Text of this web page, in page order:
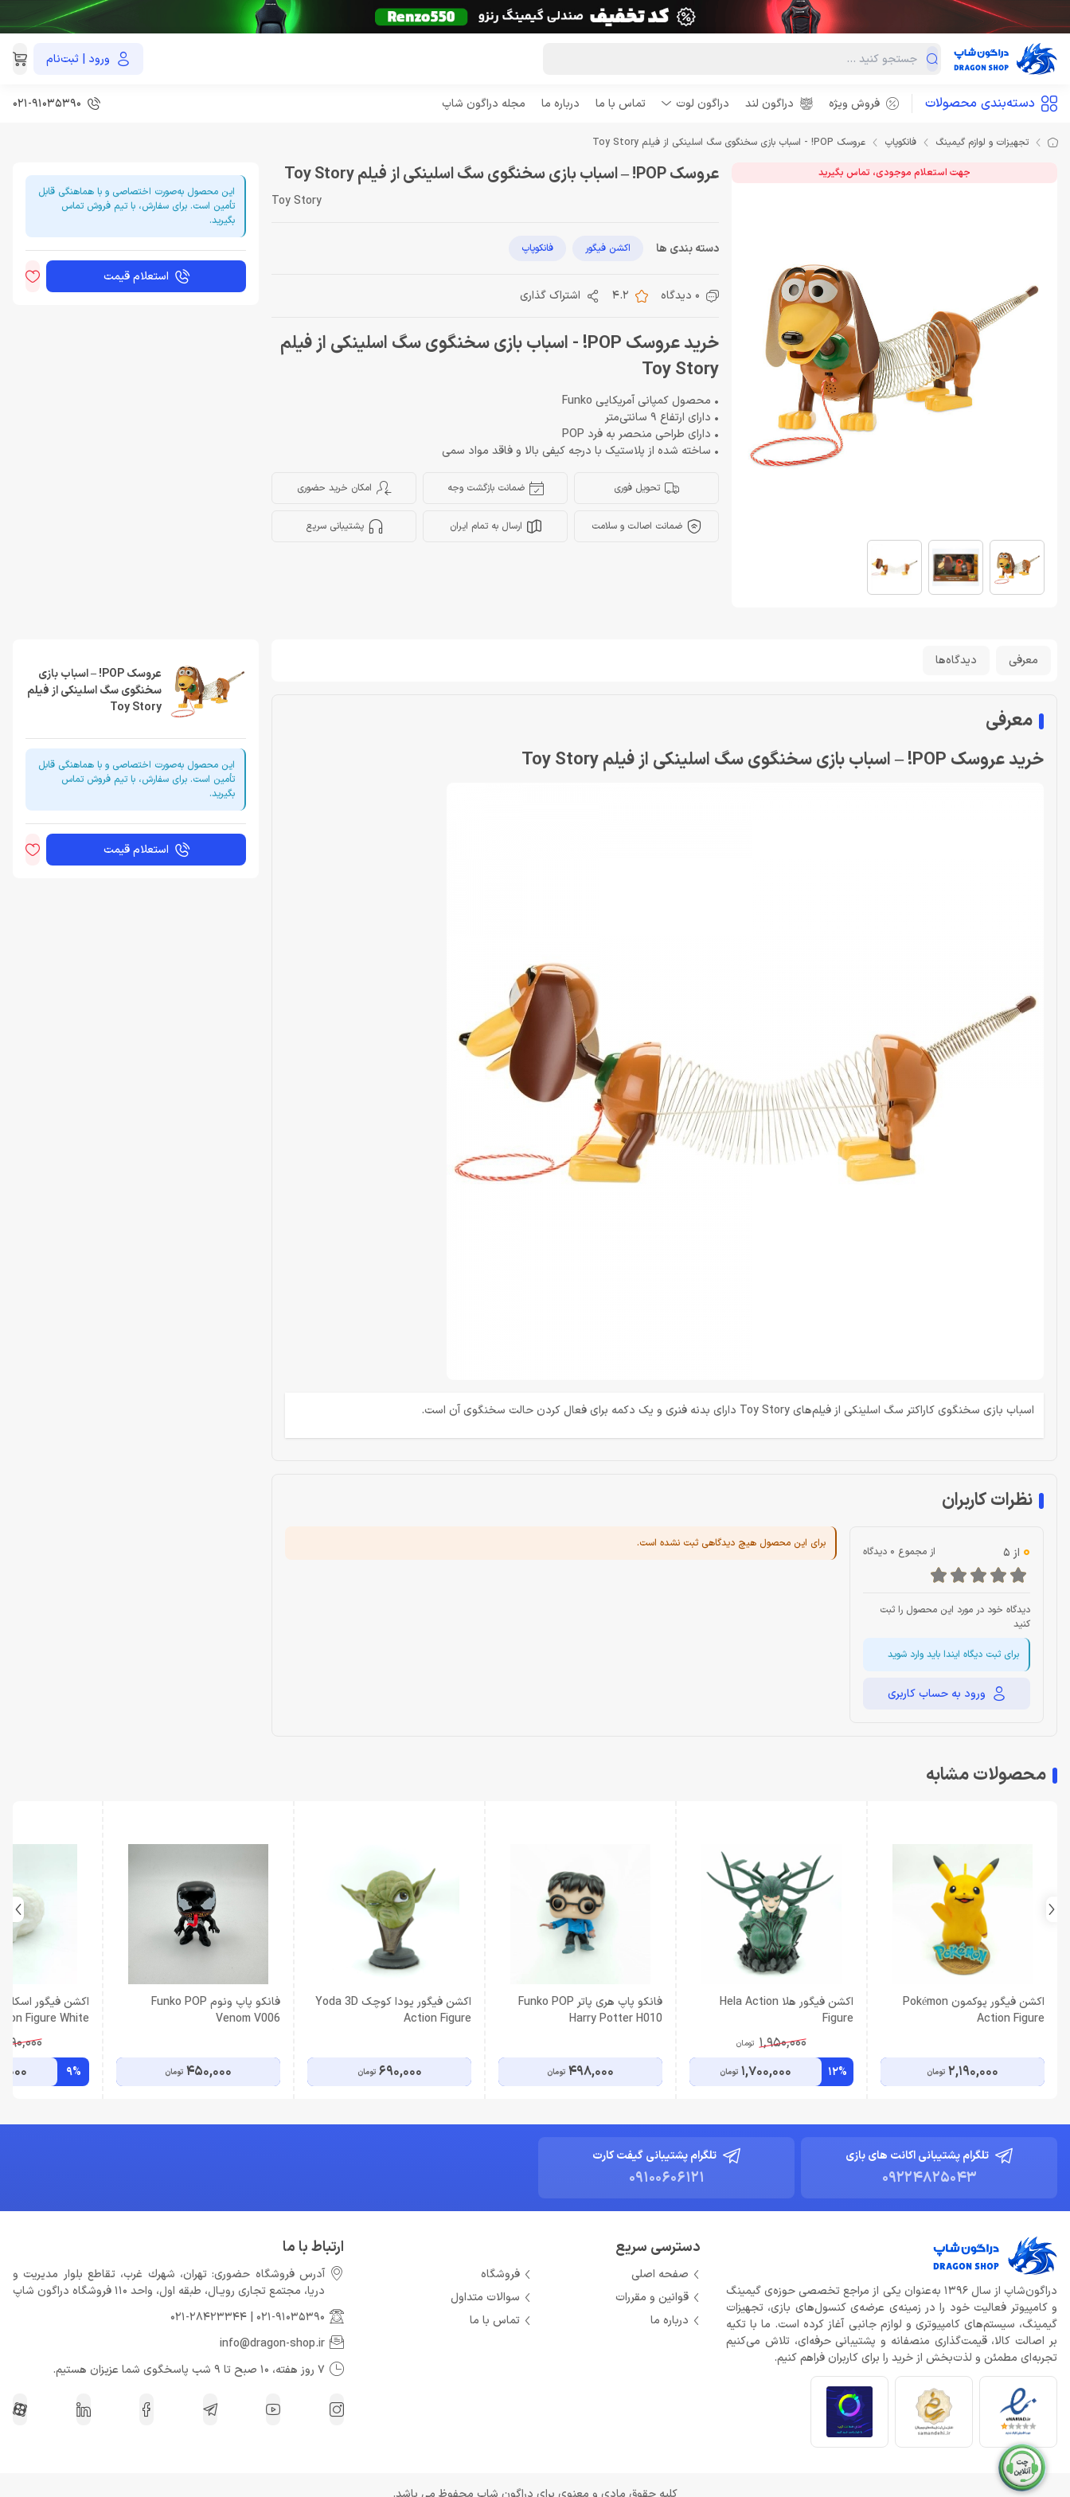
ورود | ثبت‌نام
دسته‌بندی محصولات فروش ویژه دراگون لند دراگون لوت تماس با ما درباره ما مجله دراگون شاپ 021-91035390
تجهیزات و لوازم گیمینگ فانکوپاپ عروسک POP! - اسباب بازی سخنگوی سگ اسلینکی از فیلم Toy Story
جهت استعلام موجودی، تماس بگیرید عروسک POP! – اسباب بازی سخنگوی سگ اسلینکی از فیلم Toy Story
Toy Story
دسته بندی ها اکشن فیگور فانکوپاپ
0 دیدگاه 4.2 اشتراک گذاری
خرید عروسک POP! - اسباب بازی سخنگوی سگ اسلینکی از فیلم
Toy Story
• محصول کمپانی آمریکایی Funko
• دارای ارتفاع 9 سانتی‌متر
• دارای طراحی منحصر به فرد POP
• ساخته شده از پلاستیک با درجه کیفی بالا و فاقد مواد سمی
تحویل فوری ضمانت بازگشت وجه امکان خرید حضوری
ضمانت اصالت و سلامت ارسال به تمام ایران پشتیبانی سریع
این محصول به‌صورت اختصاصی و با هماهنگی قابل
تأمین است. برای سفارش، با تیم فروش تماس
بگیرید.
استعلام قیمت
معرفی دیدگاه‌ها
معرفی
خرید عروسک POP! – اسباب بازی سخنگوی سگ اسلینکی از فیلم Toy Story
اسباب بازی سخنگوی کاراکتر سگ اسلینکی از فیلم‌های Toy Story دارای بدنه فنری و یک دکمه برای فعال کردن حالت سخنگوی آن است.
نظرات کاربران
0 از 5 از مجموع 0 دیدگاه
دیدگاه خود در مورد این محصول را ثبت
کنید
برای ثبت دیگاه ایندا باید وارد شوید
ورود به حساب کاربری
برای این محصول هیچ دیدگاهی ثبت نشده است.
عروسک POP! – اسباب بازی
سخنگوی سگ اسلینکی از فیلم
Toy Story
این محصول به‌صورت اختصاصی و با هماهنگی قابل
تأمین است. برای سفارش، با تیم فروش تماس
بگیرید.
استعلام قیمت
محصولات مشابه
اکشن فیگور پوکمون Pokémon
Action Figure
2,190,000 تومان
اکشن فیگور هلا Hela Action
Figure
1,950,000 تومان
12%
1,700,000 تومان
فانکو پاپ هری پاتر Funko POP
Harry Potter H010
498,000 تومان
اکشن فیگور یودا کوچک Yoda 3D
Action Figure
690,000 تومان
فانکو پاپ ونوم Funko POP
Venom V006
450,000 تومان
Figure White
9%
تلگرام پشتیبانی اکانت های بازی
09224825043
تلگرام پشتیبانی گیفت کارت
09100606121
دراگون‌شاپ از سال 1396 به‌عنوان یکی از مراجع تخصصی حوزه‌ی گیمینگ
و کامپیوتر فعالیت خود را در زمینه‌ی عرضه‌ی کنسول‌های بازی، تجهیزات
گیمینگ، سیستم‌های کامپیوتری و لوازم جانبی آغاز کرده است. ما با تکیه
بر اصالت کالا، قیمت‌گذاری منصفانه و پشتیبانی حرفه‌ای، تلاش می‌کنیم
تجربه‌ای مطمئن و لذت‌بخش از خرید را برای کاربران فراهم کنیم.
دسترسی سریع
صفحه اصلی
فروشگاه
قوانین و مقررات
سوالات متداول
درباره ما
تماس با ما
ارتباط با ما
آدرس فروشگاه حضوری: تهران، شهرك غرب، تقاطع بلوار مدیریت و
دريا، مجتمع تجارى رويـال، طبقه اول، واحد 110 فروشگاه دراگون شاپ
021-91035390
021-28423344
info@dragon-shop.ir
7 روز هفته، 10 صبح تا 9 شب پاسخگوی شما عزیزان هستیم.